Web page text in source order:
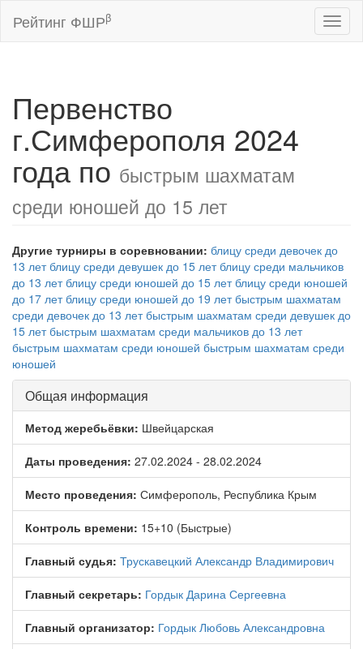
Рейтинг ФШРβ
Первенство
г.Симферополя 2024
года по быстрым шахматам
среди юношей до 15 лет
Другие турниры в соревновании: блицу среди девочек до
13 лет блицу среди девушек до 15 лет блицу среди мальчиков
до 13 лет блицу среди юношей до 15 лет блицу среди юношей
до 17 лет блицу среди юношей до 19 лет быстрым шахматам
среди девочек до 13 лет быстрым шахматам среди девушек до
15 лет быстрым шахматам среди мальчиков до 13 лет
быстрым шахматам среди юношей быстрым шахматам среди
юношей
Общая информация
Метод жеребьёвки: Швейцарская
Даты проведения: 27.02.2024 - 28.02.2024
Место проведения: Симферополь, Республика Крым
Контроль времени: 15+10 (Быстрые)
Главный судья: Трускавецкий Александр Владимирович
Главный секретарь: Гордык Дарина Сергеевна
Главный организатор: Гордык Любовь Александровна